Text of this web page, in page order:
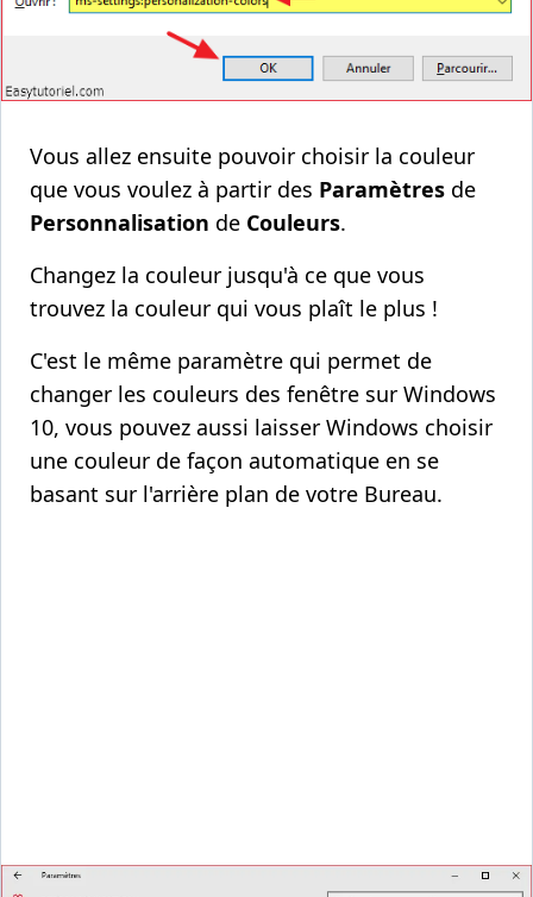
Vous allez ensuite pouvoir choisir la couleur
que vous voulez à partir des Paramètres de
Personnalisation de Couleurs.
Changez la couleur jusqu'à ce que vous
trouvez la couleur qui vous plaît le plus !
C'est le même paramètre qui permet de
changer les couleurs des fenêtre sur Windows
10, vous pouvez aussi laisser Windows choisir
une couleur de façon automatique en se
basant sur l'arrière plan de votre Bureau.